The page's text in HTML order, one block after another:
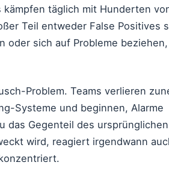
täglich mit Hunderten
Teil entweder False Positives
oder sich auf Probleme
Problem. Teams verlieren
Systeme und beginnen, Alarme
das Gegenteil des
wird, reagiert irgendwann